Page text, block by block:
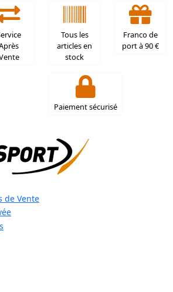
Tous les
articles en
stock
Franco de
port à 90 €
Paiement sécurisé
de Vente